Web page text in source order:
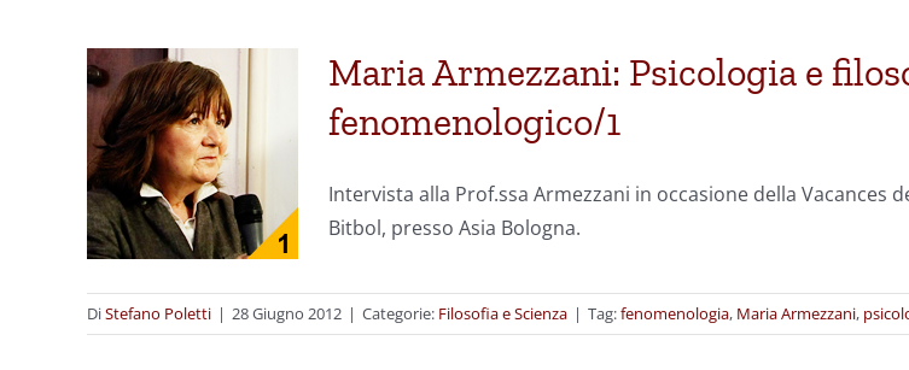
Maria Armezzani: Psicologia e
fenomenologico/1
Intervista alla Prof.ssa Armezzani in occasione della Vacances
Bitbol, presso Asia Bologna.
DiStefano Poletti | 28 Giugno 2012 | Categorie: Filosofia e Scienza | Tag:fenomenologia, Maria Armezzani,